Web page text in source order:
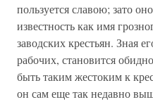
пользуется славою; зато
известность как имя
заводских крестьян. Зная
рабочих, становится
быть таким жестоким к
он сам еще так недавно